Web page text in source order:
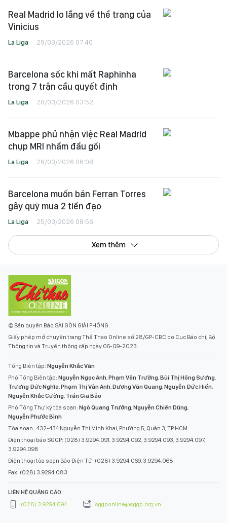
Real Madrid lo lắng về thể trạng của
Vinicius
La Liga 29/03/2026 07:40
Barcelona sốc khi mất Raphinha
trong 7 trận cầu quyết định
La Liga 28/03/2026 03:52
Mbappe phủ nhận việc Real Madrid
chụp MRI nhầm đầu gối
La Liga 26/03/2026 06:08
Barcelona muốn bán Ferran Torres
gây quỹ mua 2 tiền đạo
La Liga 25/03/2026 08:56
Xem thêm
© Bản quyền Báo SÀI GÒN GIẢI PHÓNG.
Giấy phép mở chuyên trang Thể Thao Online số 28/GP-CBC do Cục Báo chí, Bộ
Thông tin và Truyền thông cấp ngày 06-09-2023.
Tổng Biên tập: Nguyễn Khắc Văn
Phó Tổng Biên tập: Nguyễn Ngọc Anh Phạm Văn Trường Bùi Thị Hồng Sương
Trương Đức Nghĩa Phạm Thị Vân Anh Dương Văn Quang Nguyễn Đức Hiển
Nguyễn Khắc Cường Trần Gia Bảo
Phó Tổng Thư ký tòa soạn: Ngô Quang Trưởng Nguyễn Chiến Dũng
Nguyễn Phước Bình
Tòa soạn : 432-434 Nguyễn Thị Minh Khai, Phường 5, Quận 3, TP.HCM
Điện thoại báo SGGP: (028) 3.9294.091, 3.9294.092, 3.9294.093, 3.9294.097,
3.9294.098
Điện thoại tòa soạn Báo Điện Tử: (028) 3.9294.069, 3.9294.068
Fax: (028) 3.9294.083
LIÊN HỆ QUẢNG CÁO :
(028) 3.9294.094
sggponline@sggp.org.vn